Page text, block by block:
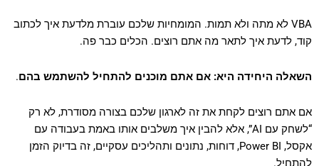
VBA לא מתה ולא תמות. המומחיות שלכם עוברת מלדעת איך לכתוב
קוד, לדעת איך לתאר מה אתם רוצים. הכלים כבר פה.
השאלה היחידה היא: אם אתם מוכנים להתחיל להשתמש בהם.
אם אתם רוצים לקחת את זה לארגון שלכם בצורה מסודרת, לא רק
“לשחק עם AI”, אלא להבין איך משלבים אותו באמת בעבודה עם
אקסל, Power BI, דוחות, נתונים ותהליכים עסקיים, זה בדיוק הזמן
להתחיל.